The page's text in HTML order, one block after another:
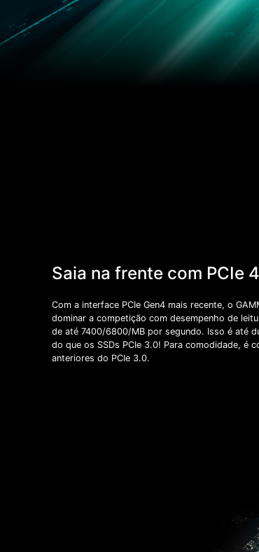
Saia na frente com PCIe
Com a interface PCIe Gen4 mais recente, o
dominar a competição com desempenho de
de até 7400/6800/MB por segundo. Isso é até
do que os SSDs PCIe 3.0! Para comodidade, é
anteriores do PCIe 3.0.